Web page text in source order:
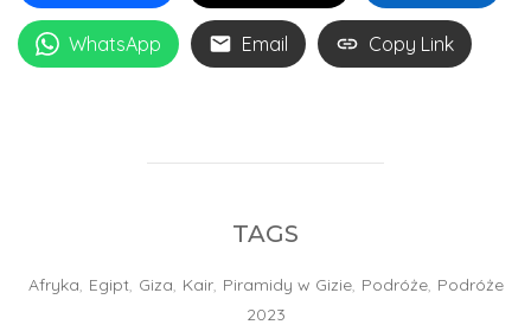
WhatsApp Email Copy Link
TAGS
Afryka, Egipt, Giza, Kair, Piramidy w Gizie, Podróże, Podróże
2023